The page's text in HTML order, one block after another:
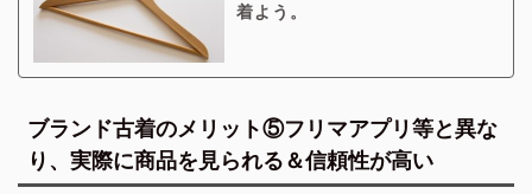
着よう。
ブランド古着のメリット⑤フリマアプリ等と異な
り、実際に商品を見られる＆信頼性が高い